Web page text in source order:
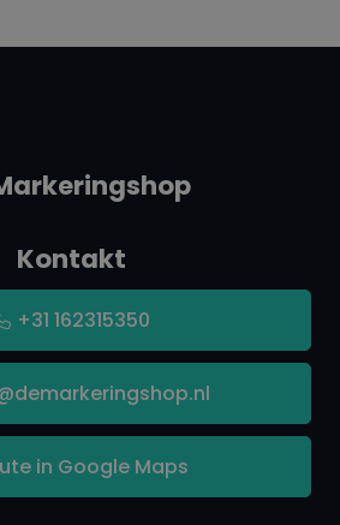
Kontakt
+31 162315350
in Google Maps